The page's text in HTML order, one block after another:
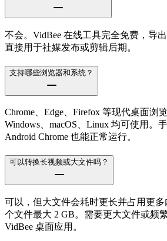
不会。VidBee 在线工具完全免费，导
直接用于社媒发布或剪辑后期。
支持哪些浏览器和系统？
Chrome、Edge、Firefox 等现代桌面浏
Windows、macOS、Linux 均可使用。
Android Chrome 也能正常运行。
可以转换长视频或大文件吗？
可以，但大文件会耗时更长并占用更
个文件最大 2 GB。需要更大文件或频
VidBee 桌面应用。